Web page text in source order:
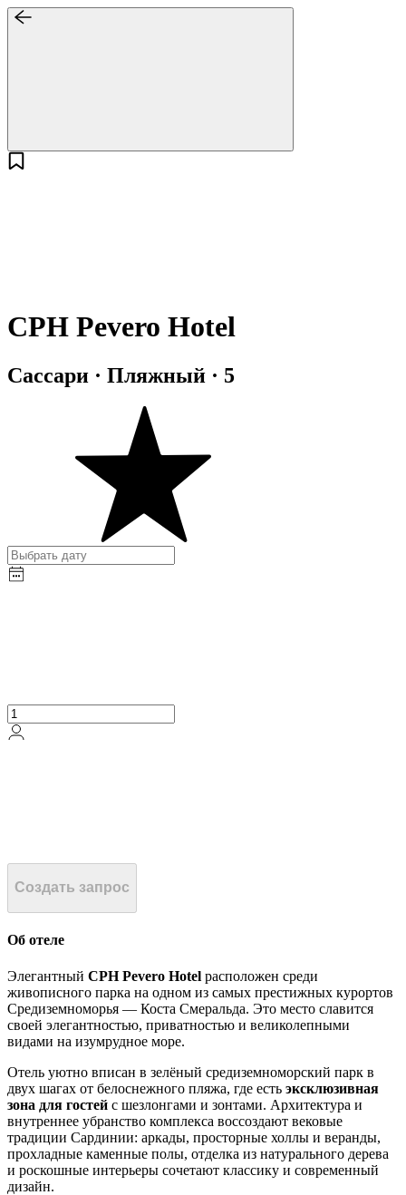
CPH Pevero Hotel
Сассари · Пляжный · 5
Создать запрос
Об отеле
Элегантный CPH Pevero Hotel расположен среди
живописного парка на одном из самых престижных курортов
Средиземноморья — Коста Смеральда. Это место славится
своей элегантностью, приватностью и великолепными
видами на изумрудное море.
Отель уютно вписан в зелёный средиземноморский парк в
двух шагах от белоснежного пляжа, где есть эксклюзивная
зона для гостей с шезлонгами и зонтами. Архитектура и
внутреннее убранство комплекса воссоздают вековые
традиции Сардинии: аркады, просторные холлы и веранды,
прохладные каменные полы, отделка из натурального дерева
и роскошные интерьеры сочетают классику и современный
дизайн.